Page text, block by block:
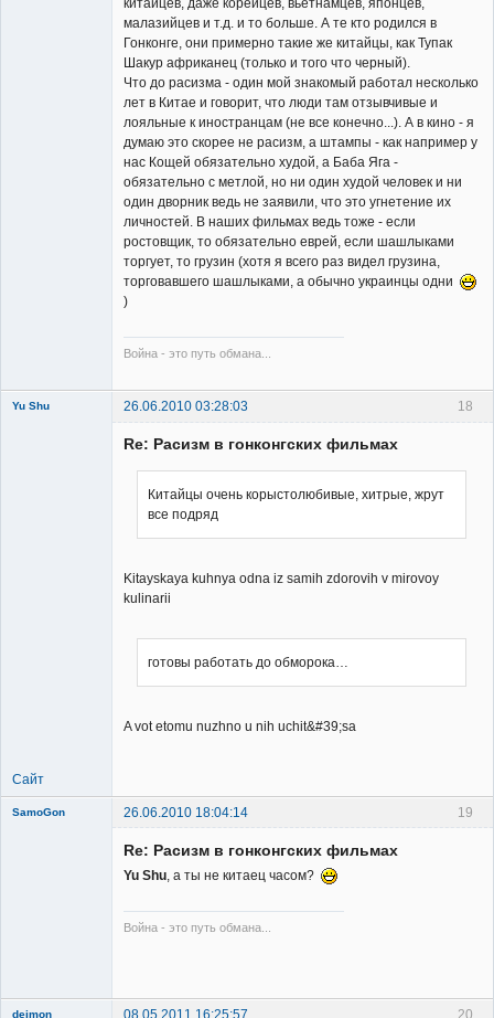
малазийцев и т.д. и то больше. А те кто родился в
Гонконге, они примерно такие же китайцы, как Тупак
Шакур африканец (только и того что черный).
Что до расизма - один мой знакомый работал несколько
лет в Китае и говорит, что люди там отзывчивые и
лояльные к иностранцам (не все конечно...). А в кино - я
думаю это скорее не расизм, а штампы - как например у
нас Кощей обязательно худой, а Баба Яга -
обязательно с метлой, но ни один худой человек и ни
один дворник ведь не заявили, что это угнетение их
личностей. В наших фильмах ведь тоже - если
ростовщик, то обязательно еврей, если шашлыками
торгует, то грузин (хотя я всего раз видел грузина,
торговавшего шашлыками, а обычно украинцы одни
)
Война - это путь обмана...
18
Yu Shu 26.06.2010 03:28:03
Re: Расизм в гонконгских фильмах
Китайцы очень корыстолюбивые, хитрые, жрут
все подряд
Kitayskaya kuhnya odna iz samih zdorovih v mirovoy
kulinarii
готовы работать до обморока…
A vot etomu nuzhno u nih uchit&#39;sa
Сайт
19
SamoGon 26.06.2010 18:04:14
Re: Расизм в гонконгских фильмах
Yu Shu , а ты не китаец часом?
Война - это путь обмана...
20
deimon 08.05.2011 16:25:57